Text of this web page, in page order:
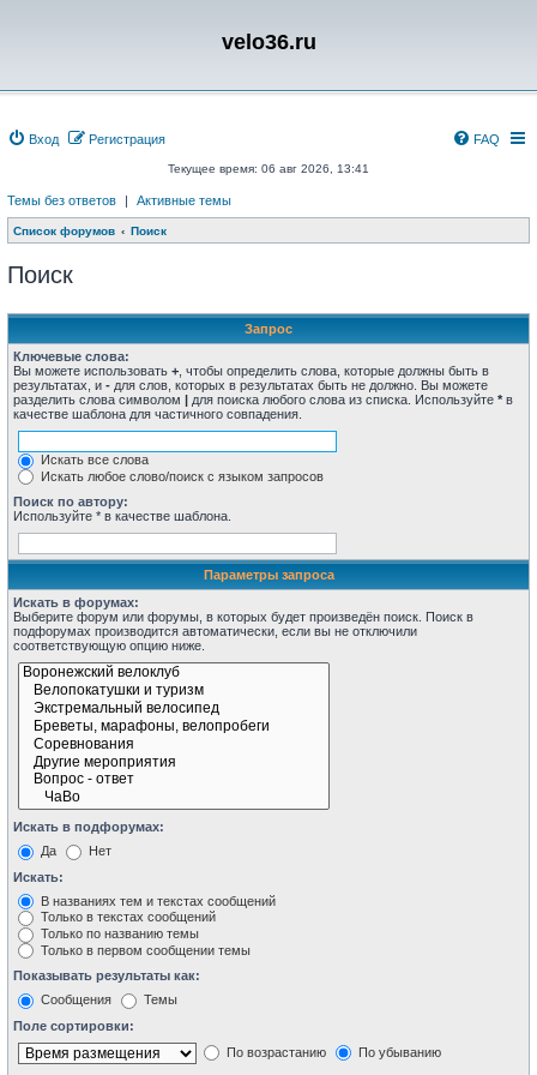
velo36.ru
Вход Регистрация FAQ
Текущее время: 06 авг 2026, 13:41
Темы без ответов | Активные темы
Список форумов Поиск
Поиск
Запрос
Ключевые слова:
Вы можете использовать + , чтобы определить слова, которые должны быть в
результатах, и - для слов, которых в результатах быть не должно. Вы можете
разделить слова символом | для поиска любого слова из списка. Используйте * в
качестве шаблона для частичного совпадения.
Искать все слова
Искать любое слово/поиск с языком запросов
Поиск по автору:
Используйте * в качестве шаблона.
Параметры запроса
Искать в форумах:
Выберите форум или форумы, в которых будет произведён поиск. Поиск в
подфорумах производится автоматически, если вы не отключили
соответствующую опцию ниже.
Искать в подфорумах:
Да
Нет
Искать:
В названиях тем и текстах сообщений
Только в текстах сообщений
Только по названию темы
Только в первом сообщении темы
Показывать результаты как:
Сообщения
Темы
Поле сортировки:
По возрастанию
По убыванию